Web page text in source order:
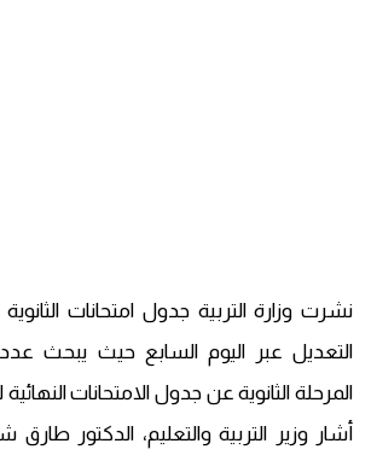
التعديل عبر اليوم السابع حيث يبحث
المرحلة الثانوية عن جدول الامتحانات
أشار وزير التربية والتعليم، الدكتور